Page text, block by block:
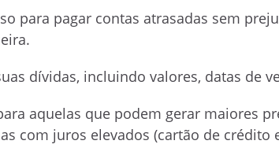
para pagar contas atrasadas sem
dívidas, incluindo valores, datas de
aquelas que podem gerar maiores
com juros elevados (cartão de crédito